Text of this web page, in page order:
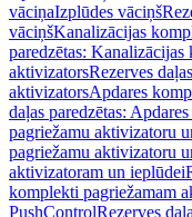
vāciņaIzplūdes vāciņš
vāciņšKanalizācijas
paredzētas:
aktivizatorsRezerves
aktivizatorsApdares
daļas paredzētas:
pagriežamu aktivizatoru
pagriežamu aktivizatoru
aktivizatoram un ieplūdei
komplekti pagriežamam
PushControlRezerves